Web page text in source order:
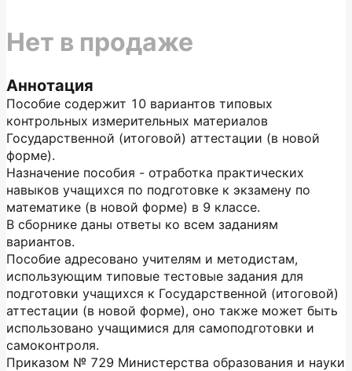
Аннотация
Пособие содержит 10 вариантов типовых
контрольных измерительных материалов
Государственной (итоговой) аттестации (в новой
форме).
Назначение пособия - отработка практических
навыков учащихся по подготовке к экзамену по
математике (в новой форме) в 9 классе.
В сборнике даны ответы ко всем заданиям
вариантов.
Пособие адресовано учителям и методистам,
использующим типовые тестовые задания для
подготовки учащихся к Государственной (итоговой)
аттестации (в новой форме), оно также может быть
использовано учащимися для самоподготовки и
самоконтроля.
Приказом № 729 Министерства образования и науки
Нет в продаже